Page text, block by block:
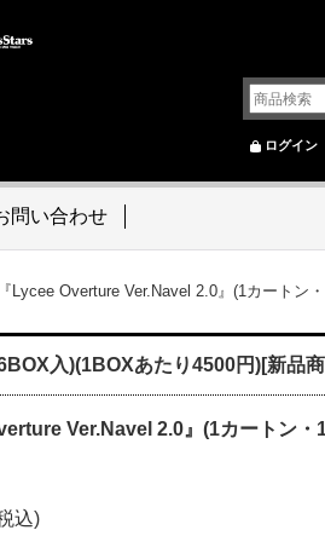
ログイン
問い合わせ
Overture Ver.Navel 2.0』(1カートン
入)(1BOXあたり4500円)[新品
Ver.Navel 2.0』(1カートン・
込)